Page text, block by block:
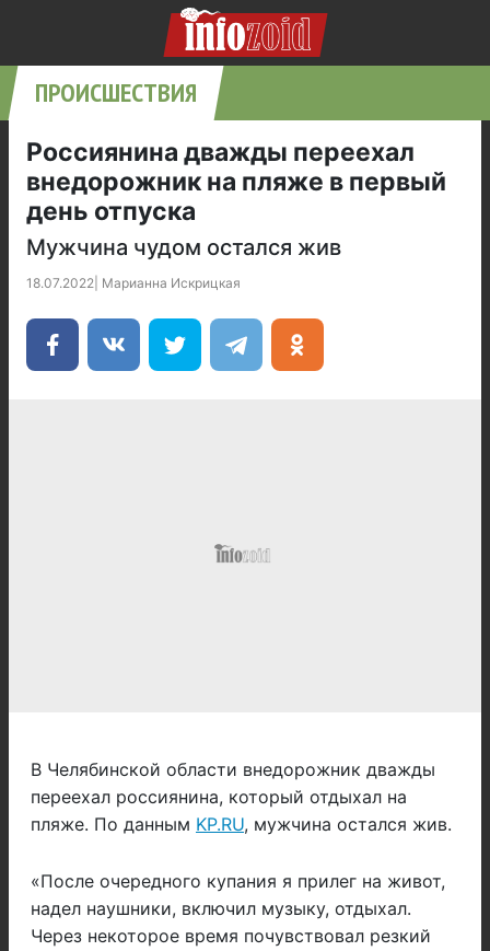
ПРОИСШЕСТВИЯ
Россиянина дважды переехал
внедорожник на пляже в первый
день отпуска
Мужчина чудом остался жив
18.07.2022 Марианна Искрицкая
В Челябинской области внедорожник дважды
переехал россиянина, который отдыхал на
пляже. По данным KP.RU, мужчина остался жив.
«После очередного купания я прилег на живот,
надел наушники, включил музыку, отдыхал.
Через некоторое время почувствовал резкий